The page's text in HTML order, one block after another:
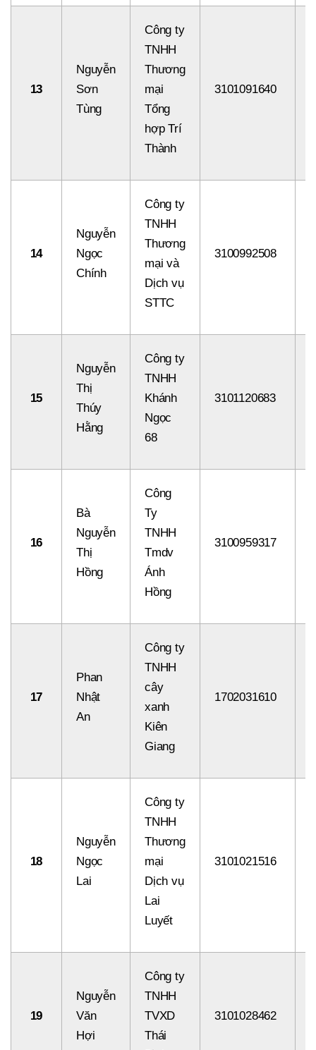
13
Nguyễn
Sơn
Tùng
Công ty
TNHH
Thương
mại
Tổng
hợp Trí
Thành
3101091640
14
Nguyễn
Ngọc
Chính
Công ty
TNHH
Thương
mại và
Dịch vụ
STTC
3100992508
15
Nguyễn
Thị
Thúy
Hằng
Công ty
TNHH
Khánh
Ngọc
68
3101120683
16
Bà
Nguyễn
Thị
Hồng
Công
Ty
TNHH
Tmdv
Ánh
Hồng
3100959317
17
Phan
Nhật
An
Công ty
TNHH
cây
xanh
Kiên
Giang
1702031610
18
Nguyễn
Ngọc
Lai
Công ty
TNHH
Thương
mại
Dịch vụ
Lai
Luyết
3101021516
19
Nguyễn
Văn
Hợi
Công ty
TNHH
TVXD
Thái
3101028462